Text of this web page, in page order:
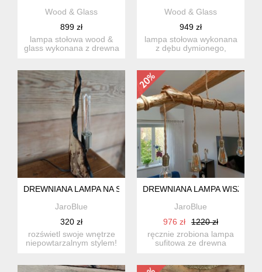
Wood & Glass
899 zł
lampa stołowa wood &
glass wykonana z drewna
Wood & Glass
949 zł
lampa stołowa wykonana
z dębu dymionego,
DREWNIANA LAMPA NA STOLIK
JaroBlue
320 zł
rozświetl swoje wnętrze
niepowtarzalnym stylem!
DREWNIANA LAMPA WISZACA
JaroBlue
976 zł
1220 zł
ręcznie zrobiona lampa
sufitowa ze drewna